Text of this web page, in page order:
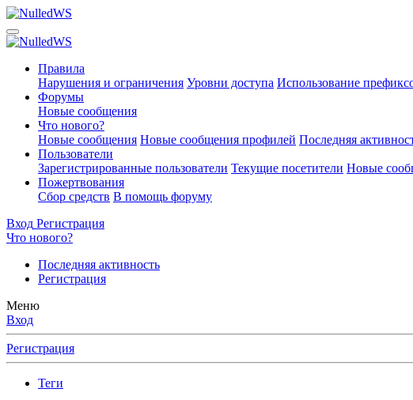
Правила
Нарушения и ограничения Уровни доступа Использование
Форумы
Новые сообщения
Что нового?
Новые сообщения Новые сообщения профилей Последняя
Пользователи
Зарегистрированные пользователи Текущие посетители Новые
Пожертвования
Сбор средств В помощь форуму
Вход Регистрация
Что нового?
Последняя активность
Регистрация
Меню
Вход
Регистрация
Теги